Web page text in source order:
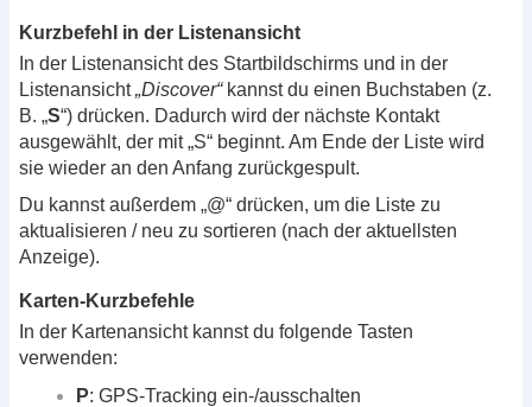
Kurzbefehl in der Listenansicht
In der Listenansicht des Startbildschirms und in der
Listenansicht„Discover“kannst du einen Buchstaben (z.
B. „S“) drücken. Dadurch wird der nächste Kontakt
ausgewählt, der mit „S“ beginnt. Am Ende der Liste wird
sie wieder an den Anfang zurückgespult.
Du kannst außerdem „@“ drücken, um die Liste zu
aktualisieren / neu zu sortieren (nach der aktuellsten
Anzeige).
Karten-Kurzbefehle
In der Kartenansicht kannst du folgende Tasten
verwenden:
P: GPS-Tracking ein-/ausschalten